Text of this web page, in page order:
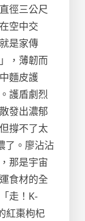
徑三公尺
空中交
是家傳
，薄韌而
麵皮護
護盾劇烈
發出濃郁
撐不了太
了。廖沾沾
那是宇宙
食材的全
走！K-
紅棗枸杞